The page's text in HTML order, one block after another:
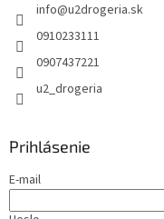
info@u2drogeria.sk
0910233111
0907437221
u2_drogeria
Prihlásenie
E-mail